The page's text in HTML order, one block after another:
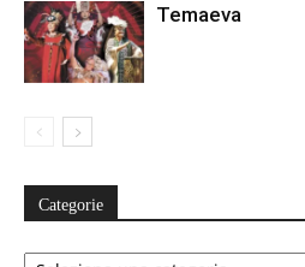
Temaeva
Categorie
Categorie